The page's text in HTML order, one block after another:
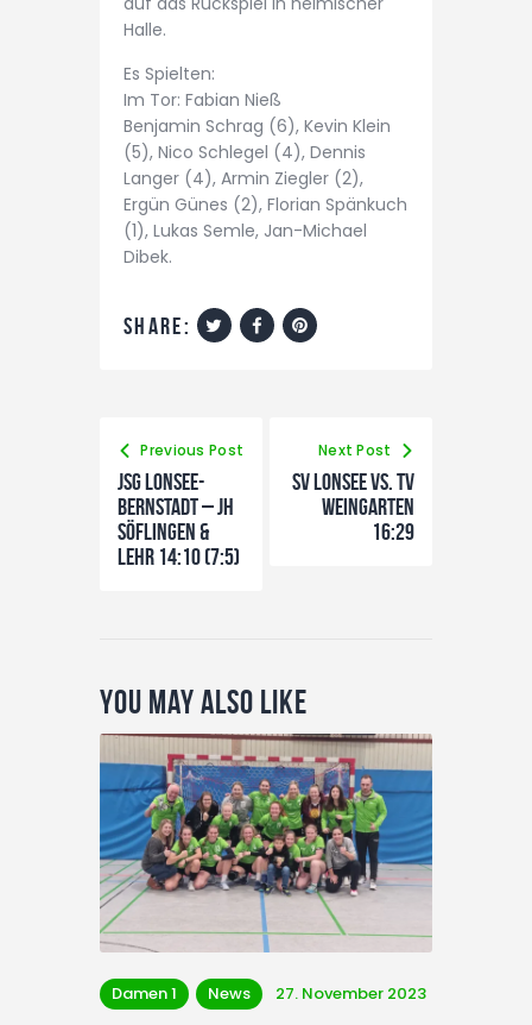
Halle.
Es Spielten:
Im Tor: Fabian Nieß
Benjamin Schrag (6), Kevin Klein
(5), Nico Schlegel (4), Dennis
Langer (4), Armin Ziegler (2),
Ergün Günes (2), Florian Spänkuch
(1), Lukas Semle, Jan-Michael
Dibek.
share:
Previous Post
JSG Lonsee-
Bernstadt – JH
Söflingen &
Lehr 14:10 (7:5)
Next Post
SV Lonsee vs. TV
Weingarten
16:29
You May Also Like
Damen 1 News 27. November 2023